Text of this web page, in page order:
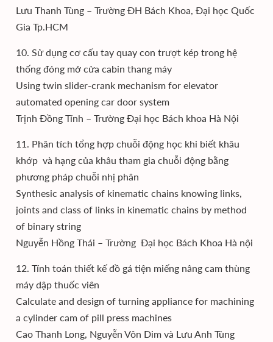
Lưu Thanh Tùng – Trường ĐH Bách Khoa, Đại học Quốc
Gia Tp.HCM
10. Sử dụng cơ cấu tay quay con trượt kép trong hệ
thống đóng mở cửa cabin thang máy
Using twin slider-crank mechanism for elevator
automated opening car door system
Trịnh Đồng Tính – Trường Đại học Bách khoa Hà Nội
11. Phân tích tổng hợp chuỗi động học khi biết khâu
khớp và hạng của khâu tham gia chuỗi động bằng
phương pháp chuỗi nhị phân
Synthesic analysis of kinematic chains knowing links,
joints and class of links in kinematic chains by method
of binary string
Nguyễn Hồng Thái – Trường Đại học Bách Khoa Hà nội
12. Tính toán thiết kế đồ gá tiện miếng nâng cam thùng
máy dập thuốc viên
Calculate and design of turning appliance for machining
a cylinder cam of pill press machines
Cao Thanh Long, Nguyễn Vôn Dim và Lưu Anh Tùng